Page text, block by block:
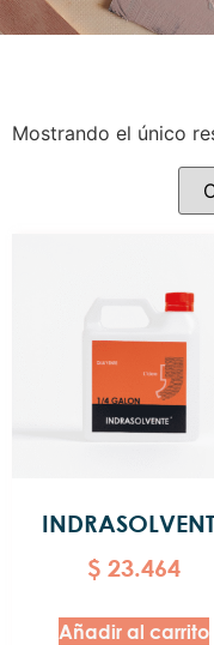
Mostrando el único
$ 23.464
Añadir al carrito